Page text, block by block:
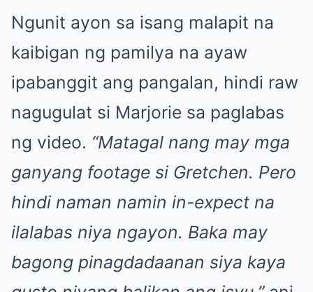
Ngunit ayon sa isang malapit na
kaibigan ng pamilya na ayaw
ipabanggit ang pangalan, hindi raw
nagugulat si Marjorie sa paglabas
ng video. “Matagal nang may mga
ganyang footage si Gretchen. Pero
hindi naman namin in-expect na
ilalabas niya ngayon. Baka may
bagong pinagdadaanan siya kaya